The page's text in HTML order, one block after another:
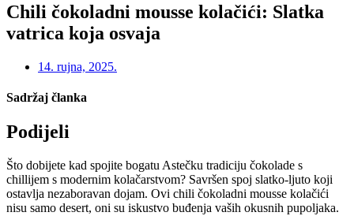
Chili čokoladni mousse kolačići: Slatka
vatrica koja osvaja
14. rujna, 2025.
Sadržaj članka
Podijeli
Što dobijete kad spojite bogatu Astečku tradiciju čokolade s
chillijem s modernim kolačarstvom? Savršen spoj slatko-ljuto koji
ostavlja nezaboravan dojam. Ovi chili čokoladni mousse kolačići
nisu samo desert, oni su iskustvo buđenja vaših okusnih pupoljaka.